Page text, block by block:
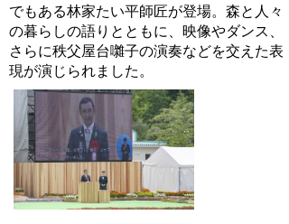
でもある林家たい平師匠が登場。森と人々
の暮らしの語りとともに、映像やダンス、
さらに秩父屋台囃子の演奏などを交えた表
現が演じられました。